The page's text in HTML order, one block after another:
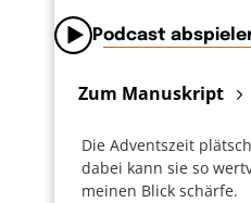
Podcast
Zum Manuskript
Die Adventszeit
dabei kann sie so
meinen Blick schärfe.